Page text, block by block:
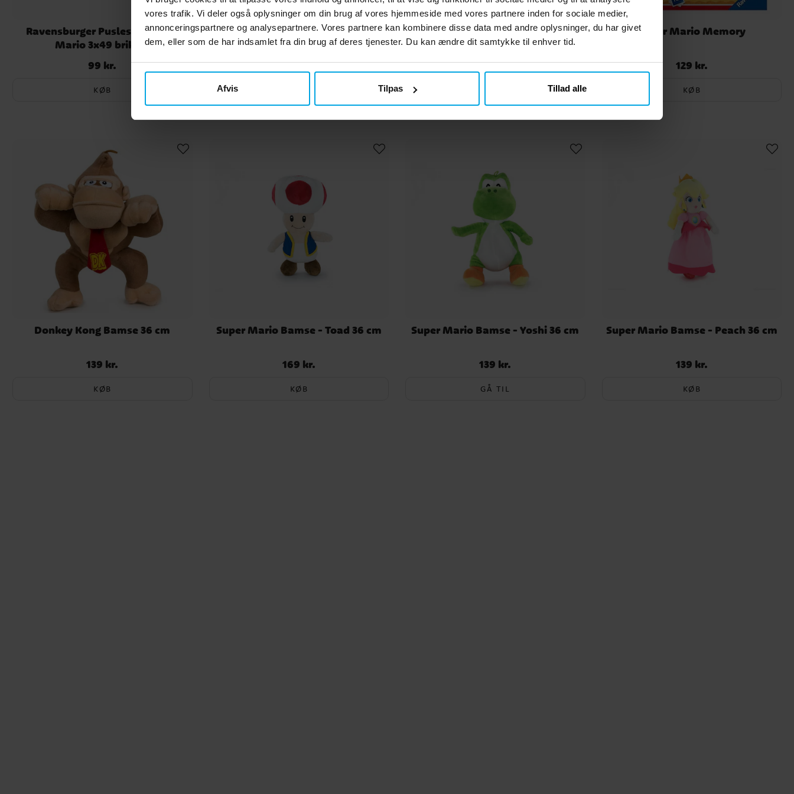
vores trafik. Vi deler også oplysninger om din brug af vores hjemmeside med vores partnere inden for sociale medier,
annonceringspartnere og analysepartnere. Vores partnere kan kombinere disse data med andre oplysninger, du har givet
dem, eller som de har indsamlet fra din brug af deres tjenester. Du kan ændre dit samtykke til enhver tid.
Afvis Tilpas Tillad alle
Ravensburger Puslespil, Super
Mario 3x49 brikker
Pris: 99 kr.
99 kr.
KØB
Ravensburger Puslespil, Super
Mario Adventure 200 brikker XXL
Pris:99 kr.
99 kr.
Ravensburger Puslespil, Super
Mario Fun 100 brikker
Pris:99 kr.
99 kr.
Super Mario Memory
Pris:129 kr.
129 kr.
KØB
Donkey Kong Bamse 36 cm
Pris:139 kr.
139 kr.
KØB
Super Mario Bamse - Toad 36 cm
Pris:169 kr.
169 kr.
KØB
Super Mario Bamse - Yoshi 36 cm
Pris:139 kr.
139 kr.
GÅ TIL
Super Mario Bamse - Peach 36 cm
Pris:139 kr.
139 kr.
KØB